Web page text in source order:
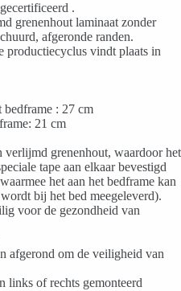
gecertificeerd .
grenenhout laminaat zonder
afgeronde randen.
vindt plaats in
bedframe : 27 cm
21 cm
verlijmd grenenhout, waardoor het
tape aan elkaar bevestigd
waarmee het aan het bedframe kan
bij het bed meegeleverd).
voor de gezondheid van
afgerond om de veiligheid van
links of rechts gemonteerd